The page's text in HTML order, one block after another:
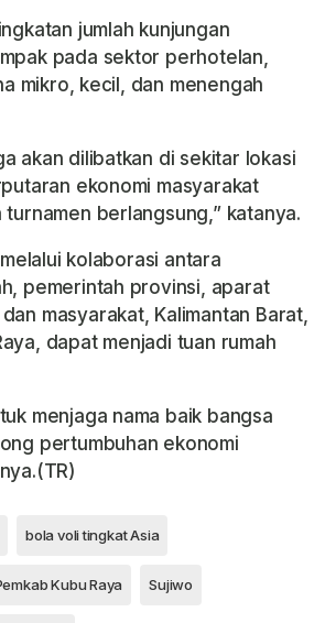
jumlah kunjungan
pada sektor perhotelan,
mikro, kecil, dan menengah
akan dilibatkan di sekitar lokasi
ekonomi masyarakat
turnamen berlangsung,” katanya.
kolaborasi antara
pemerintah provinsi, aparat
masyarakat, Kalimantan Barat,
dapat menjadi tuan rumah
menjaga nama baik bangsa
pertumbuhan ekonomi
bola voli tingkat Asia
Kubu Raya Sujiwo